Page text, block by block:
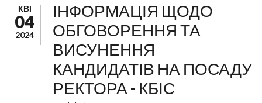
КВІ
04
2024
ІНФОРМАЦІЯ ЩОДО
ОБГОВОРЕННЯ ТА
ВИСУНЕННЯ
КАНДИДАТІВ НА ПОСАДУ
РЕКТОРА - КБІС